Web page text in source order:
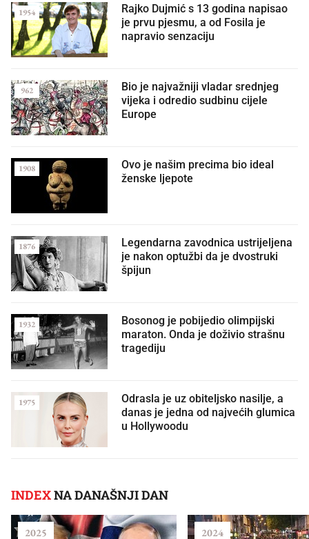
Rajko Dujmić s 13 godina napisao
je prvu pjesmu, a od Fosila je
napravio senzaciju
1954
Bio je najvažniji vladar srednjeg
vijeka i odredio sudbinu cijele
Europe
962
Ovo je našim precima bio ideal
ženske ljepote
1908
Legendarna zavodnica ustrijeljena
je nakon optužbi da je dvostruki
špijun
1876
Bosonog je pobijedio olimpijski
maraton. Onda je doživio strašnu
tragediju
1932
Odrasla je uz obiteljsko nasilje, a
danas je jedna od najvećih glumica
u Hollywoodu
1975
INDEXNA DANAŠNJI DAN
2025 2024